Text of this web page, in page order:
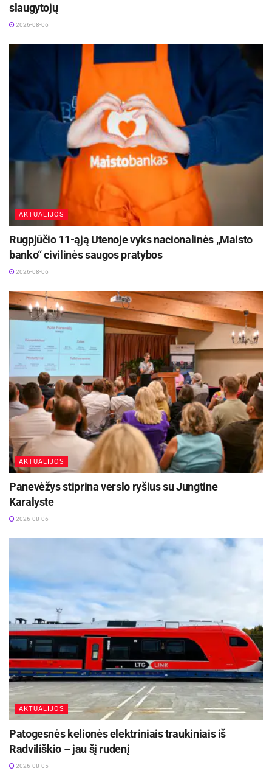
slaugytojų
2026-08-06
AKTUALIJOS
Rugpjūčio 11-ąją Utenoje vyks nacionalinės „Maisto
banko“ civilinės saugos pratybos
2026-08-06
AKTUALIJOS
Panevėžys stiprina verslo ryšius su Jungtine
Karalyste
2026-08-06
AKTUALIJOS
Patogesnės kelionės elektriniais traukiniais iš
Radviliškio – jau šį rudenį
2026-08-05